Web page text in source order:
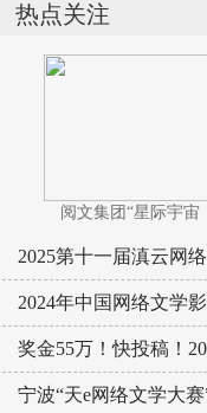
热点关注
阅文集团“星际宇宙
2025第十一届滇云网
2024年中国网络文学
奖金55万！快投稿！
宁波“天e网络文学大